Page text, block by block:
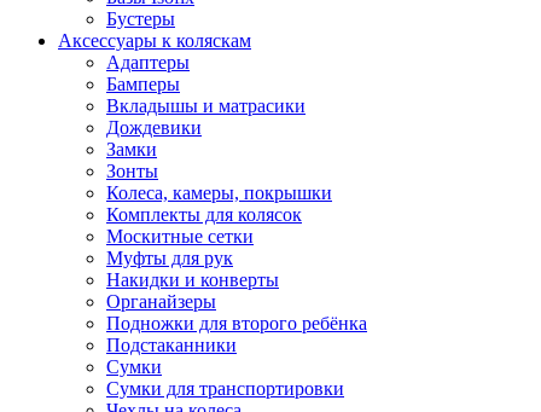
Бустеры
Аксессуары к коляскам
Адаптеры
Бамперы
Вкладышы и матрасики
Дождевики
Замки
Зонты
Колеса, камеры, покрышки
Комплекты для колясок
Москитные сетки
Муфты для рук
Накидки и конверты
Органайзеры
Подножки для второго ребёнка
Подстаканники
Сумки
Сумки для транспортировки